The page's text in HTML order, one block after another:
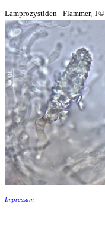
Lamprozystiden - Flammer, T©
Impressum